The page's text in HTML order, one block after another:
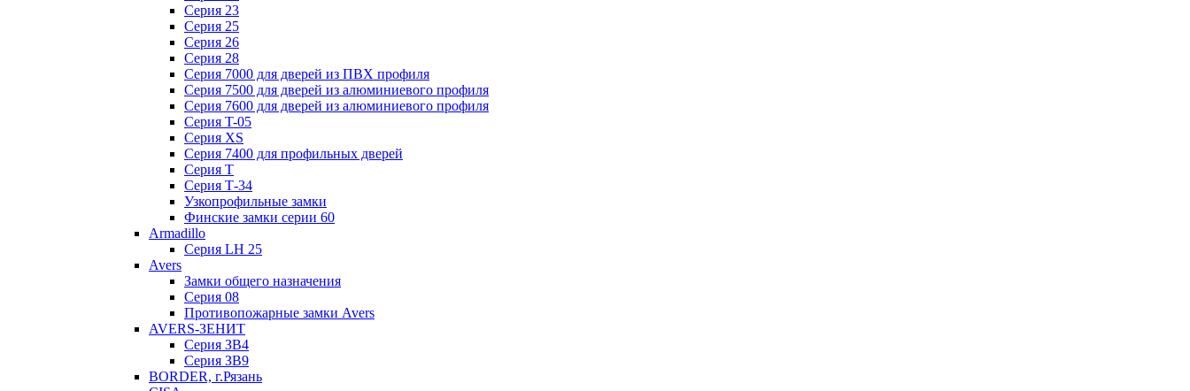
Серия 23
Серия 25
Серия 26
Серия 28
Серия 7000 для дверей из ПВХ профиля
Серия 7500 для дверей из алюминиевого профиля
Серия 7600 для дверей из алюминиевого профиля
Серия T-05
Серия XS
Серия 7400 для профильных дверей
Серия Т
Серия Т-34
Узкопрофильные замки
Финские замки серии 60
Armadillo
Серия LH 25
Avers
Замки общего назначения
Серия 08
Противопожарные замки Avers
AVERS-ЗЕНИТ
Серия ЗВ4
Серия ЗВ9
BORDER, г.Рязань